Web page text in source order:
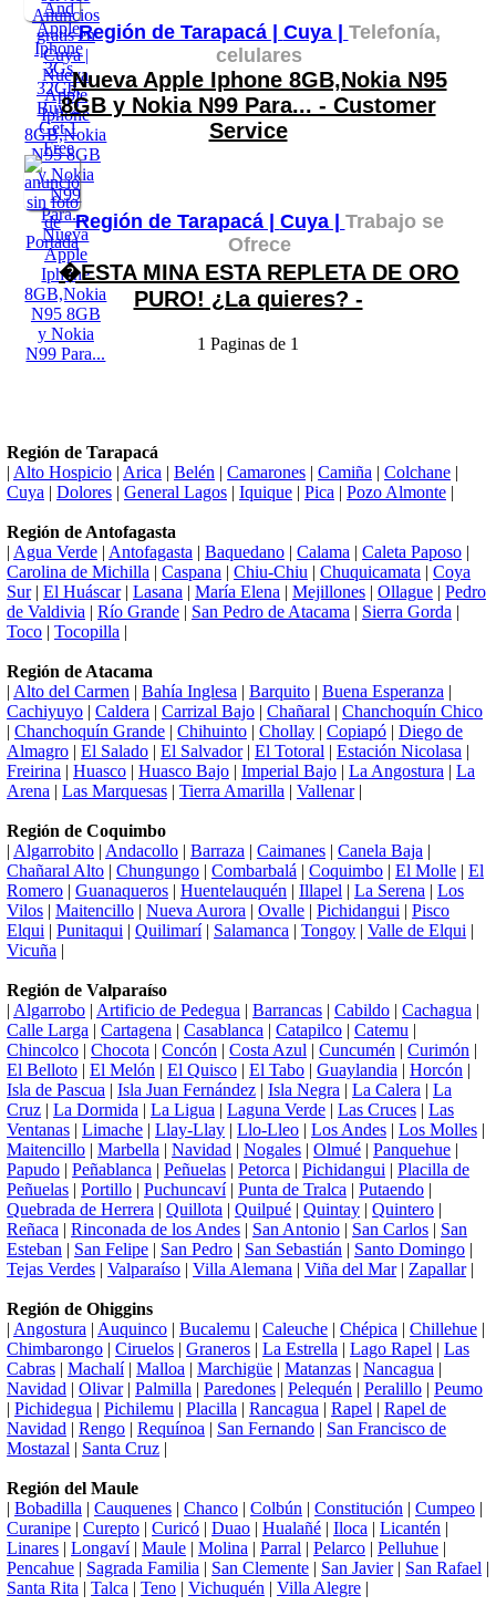
Región de Tarapacá | Cuya | Telefonía,
celulares
Nueva Apple Iphone 8GB,Nokia N95
8GB y Nokia N99 Para... - Customer
Service
Región de Tarapacá | Cuya | Trabajo se
Ofrece
�ESTA MINA ESTA REPLETA DE ORO
PURO! ¿La quieres? -
1 Paginas de 1
Región de Tarapacá
| Alto Hospicio | Arica | Belén | Camarones | Camiña | Colchane |
Cuya | Dolores | General Lagos | Iquique | Pica | Pozo Almonte |
Región de Antofagasta
| Agua Verde | Antofagasta | Baquedano | Calama | Caleta Paposo |
Carolina de Michilla | Caspana | Chiu-Chiu | Chuquicamata | Coya
Sur| El Huáscar| Lasana | María Elena | Mejillones | Ollague | Pedro
de Valdivia | Río Grande | San Pedro de Atacama | Sierra Gorda |
Toco | Tocopilla |
Región de Atacama
| Alto del Carmen | Bahía Inglesa | Barquito | Buena Esperanza |
Cachiyuyo | Caldera | Carrizal Bajo | Chañaral | Chanchoquín Chico
| Chanchoquín Grande | Chihuinto | Chollay | Copiapó | Diego de
Almagro | El Salado | El Salvador| El Totoral | Estación Nicolasa |
Freirina | Huasco | Huasco Bajo | Imperial Bajo | La Angostura | La
Arena | Las Marquesas | Tierra Amarilla | Vallenar|
Región de Coquimbo
| Algarrobito | Andacollo | Barraza | Caimanes | Canela Baja |
Chañaral Alto | Chungungo | Combarbalá | Coquimbo | El Molle | El
Romero | Guanaqueros | Huentelauquén | Illapel | La Serena | Los
Vilos | Maitencillo | Nueva Aurora | Ovalle | Pichidangui | Pisco
Elqui | Punitaqui | Quilimarí| Salamanca | Tongoy | Valle de Elqui |
Vicuña |
Región de Valparaíso
| Algarrobo | Artificio de Pedegua | Barrancas | Cabildo | Cachagua |
Calle Larga | Cartagena | Casablanca | Catapilco | Catemu |
Chincolco | Chocota | Concón | Costa Azul | Cuncumén | Curimón |
El Belloto | El Melón | El Quisco | El Tabo | Guaylandia | Horcón |
Isla de Pascua | Isla Juan Fernández | Isla Negra | La Calera | La
Cruz | La Dormida | La Ligua | Laguna Verde | Las Cruces | Las
Ventanas | Limache | Llay-Llay | Llo-Lleo | Los Andes | Los Molles |
Maitencillo | Marbella | Navidad | Nogales | Olmué | Panquehue |
Papudo | Peñablanca | Peñuelas | Petorca | Pichidangui | Placilla de
Peñuelas | Portillo | Puchuncaví| Punta de Tralca | Putaendo |
Quebrada de Herrera | Quillota | Quilpué | Quintay | Quintero |
Reñaca | Rinconada de los Andes | San Antonio | San Carlos | San
Esteban | San Felipe | San Pedro | San Sebastián | Santo Domingo |
Tejas Verdes | Valparaíso | Villa Alemana | Viña del Mar| Zapallar|
Región de Ohiggins
| Angostura | Auquinco | Bucalemu | Caleuche | Chépica | Chillehue |
Chimbarongo | Ciruelos | Graneros | La Estrella | Lago Rapel | Las
Cabras | Machalí| Malloa | Marchigüe | Matanzas | Nancagua |
Navidad | Olivar| Palmilla | Paredones | Pelequén | Peralillo | Peumo
| Pichidegua | Pichilemu | Placilla | Rancagua | Rapel | Rapel de
Navidad | Rengo | Requínoa | San Fernando | San Francisco de
Mostazal | Santa Cruz |
Región del Maule
| Bobadilla | Cauquenes | Chanco | Colbún | Constitución | Cumpeo |
Curanipe | Curepto | Curicó | Duao | Hualañé | Iloca | Licantén |
Linares | Longaví| Maule | Molina | Parral | Pelarco | Pelluhue |
Pencahue | Sagrada Familia | San Clemente | San Javier| San Rafael |
Santa Rita | Talca | Teno | Vichuquén | Villa Alegre |